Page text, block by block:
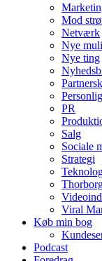
Mod
Netværk
Nye
Nye ting
PR
Salg
Sociale
Strategi
Viral
Køb min bog
Podcast